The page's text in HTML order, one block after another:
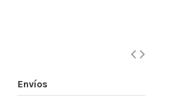
Envíos